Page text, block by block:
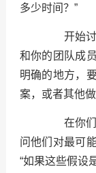
多少时间？”
开始讨
和你的团队成
明确的地方，
案，或者其他做
在你们
问他们对最可
“如果这些假设